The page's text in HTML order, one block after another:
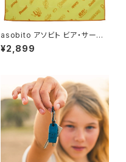
asobito アソビト ビア・サーモ
ラップ
¥2,899